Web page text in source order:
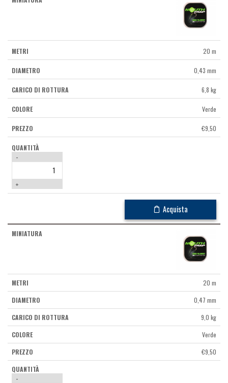
20 m
0,43 mm
6,8 kg
Verde
€9,50
-
+
Acquista
20 m
0,47 mm
9,0 kg
Verde
€9,50
-